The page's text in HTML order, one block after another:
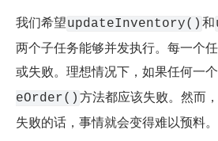
我们希望updateInventory() 和
两个子任务能够并发执行。每一个
或失败。理想情况下，如果任何一
eOrder() 方法都应该失败。然而
失败的话，事情就会变得难以预料。